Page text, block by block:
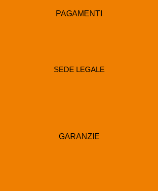
PAGAMENTI
SEDE LEGALE
GARANZIE